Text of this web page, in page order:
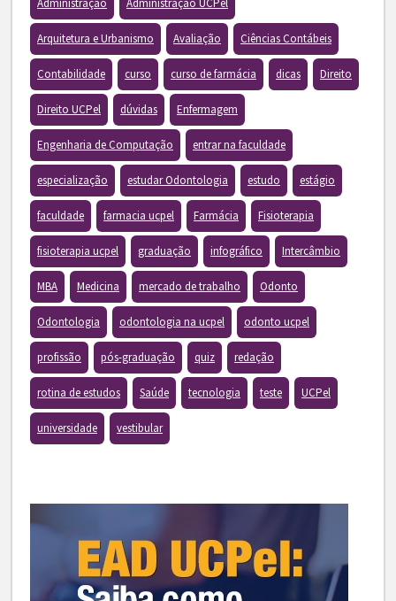
Administração Administração UCPel
Arquitetura e Urbanismo Avaliação Ciências Contábeis
Contabilidade curso curso de farmácia dicas Direito
Direito UCPel dúvidas Enfermagem
Engenharia de Computação entrar na faculdade
especialização estudar Odontologia estudo estágio
faculdade farmacia ucpel Farmácia Fisioterapia
fisioterapia ucpel graduação infográfico Intercâmbio
MBA Medicina mercado de trabalho Odonto
Odontologia odontologia na ucpel odonto ucpel
profissão pós-graduação quiz redação
rotina de estudos Saúde tecnologia teste UCPel
universidade vestibular